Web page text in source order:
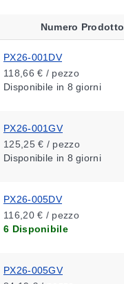
Numero Prodotto
PX26-001DV
118,66 € / pezzo
Disponibile in 8 giorni
PX26-001GV
125,25 € / pezzo
Disponibile in 8 giorni
PX26-005DV
116,20 € / pezzo
6 Disponibile
PX26-005GV